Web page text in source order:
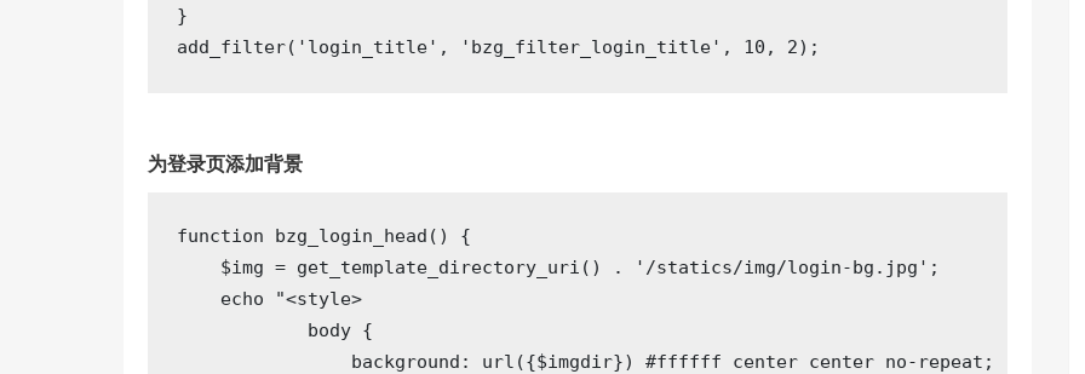
}
add_filter( 'login_title' , 'bzg_filter_login_title' , 10 , 2);
为登录页添加背景
function bzg_login_head ()
{
    $img = get_template_directory_uri() .
'/statics/img/login-bg.jpg' ;
echo
"<style>
            body {
                background: url({$imgdir}) #ffffff center center no-repeat;